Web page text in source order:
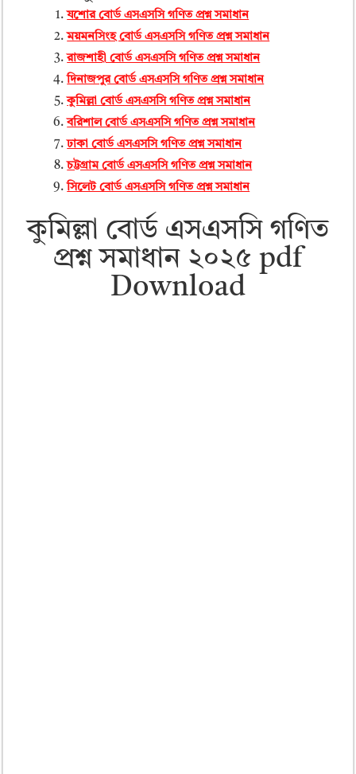
যশোর বোর্ড এসএসসি গণিত প্রশ্ন সমাধান
ময়মনসিংহ বোর্ড এসএসসি গণিত প্রশ্ন সমাধান
রাজশাহী বোর্ড এসএসসি গণিত প্রশ্ন সমাধান
দিনাজপুর বোর্ড এসএসসি গণিত প্রশ্ন সমাধান
কুমিল্লা বোর্ড এসএসসি গণিত প্রশ্ন সমাধান
বরিশাল বোর্ড এসএসসি গণিত প্রশ্ন সমাধান
ঢাকা বোর্ড এসএসসি গণিত প্রশ্ন সমাধান
চট্টগ্রাম বোর্ড এসএসসি গণিত প্রশ্ন সমাধান
সিলেট বোর্ড এসএসসি গণিত প্রশ্ন সমাধান
কুমিল্লা বোর্ড এসএসসি গণিত
প্রশ্ন সমাধান ২০২৫ pdf
Download